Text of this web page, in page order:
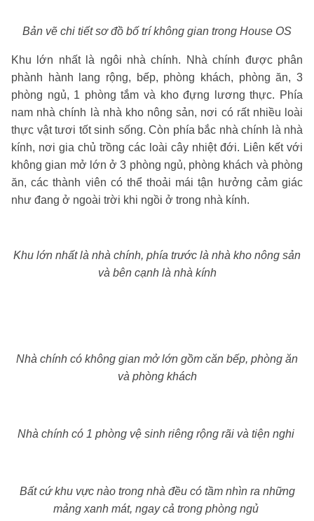
Bản vẽ chi tiết sơ đồ bố trí không gian trong House OS
Khu lớn nhất là ngôi nhà chính. Nhà chính được phân
phành hành lang rộng, bếp, phòng khách, phòng ăn, 3
phòng ngủ, 1 phòng tắm và kho đựng lương thực. Phía
nam nhà chính là nhà kho nông sản, nơi có rất nhiều loài
thực vật tươi tốt sinh sống. Còn phía bắc nhà chính là nhà
kính, nơi gia chủ trồng các loài cây nhiệt đới. Liên kết với
không gian mở lớn ở 3 phòng ngủ, phòng khách và phòng
ăn, các thành viên có thể thoải mái tận hưởng cảm giác
như đang ở ngoài trời khi ngồi ở trong nhà kính.
Khu lớn nhất là nhà chính, phía trước là nhà kho nông sản
và bên cạnh là nhà kính
Nhà chính có không gian mở lớn gồm căn bếp, phòng ăn
và phòng khách
Nhà chính có 1 phòng vệ sinh riêng rộng rãi và tiện nghi
Bất cứ khu vực nào trong nhà đều có tầm nhìn ra những
mảng xanh mát, ngay cả trong phòng ngủ